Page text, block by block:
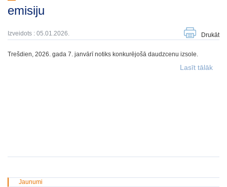
emisiju
Izveidots : 05.01.2026. Drukāt
Trešdien, 2026. gada 7. janvārī notiks konkurējošā daudzcenu izsole.
Lasīt tālāk
Jaunumi